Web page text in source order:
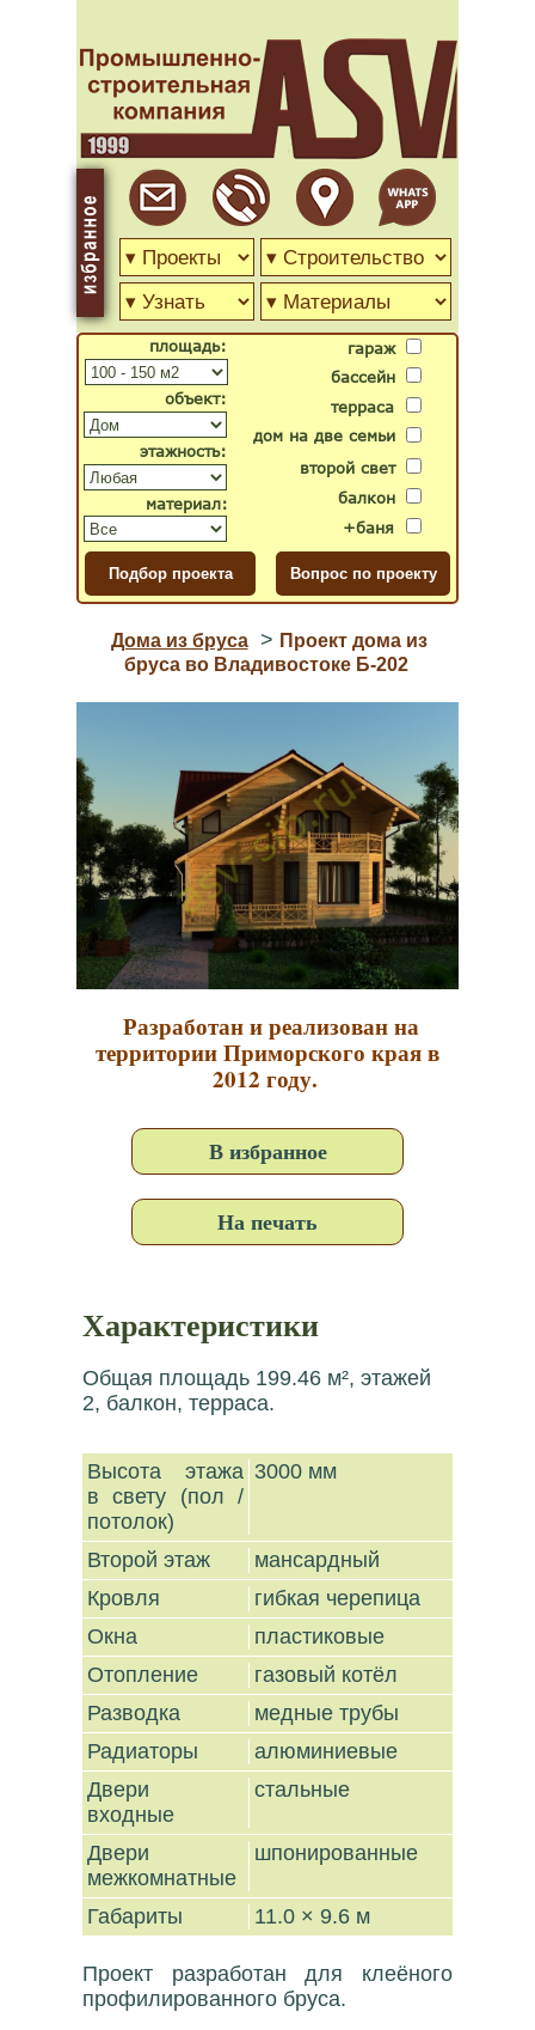
гараж
бассейн
второй свет
дом на две семьи
терраса
балкон
+баня
объект:
материал:
площадь:
этажность:
Дома из бруса > Проект дома из
бруса во Владивостоке Б-202
Разработан и реализован на
территории Приморского края в
2012 году.
В избранное
На печать
Характеристики
Общая площадь 199.46 м², этажей
2, балкон, терраса.
Высота этажа
в свету (пол /
потолок)
3000 мм
Второй этаж
мансардный
Кровля
гибкая черепица
Окна
пластиковые
Отопление
газовый котёл
Разводка
медные трубы
Радиаторы
алюминиевые
Двери
входные
стальные
Двери
межкомнатные
шпонированные
Габариты 11.0 × 9.6 м
Проект разработан для клеёного
профилированного бруса.